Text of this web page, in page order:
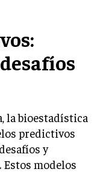
la bioestadística
predictivos
y
modelos